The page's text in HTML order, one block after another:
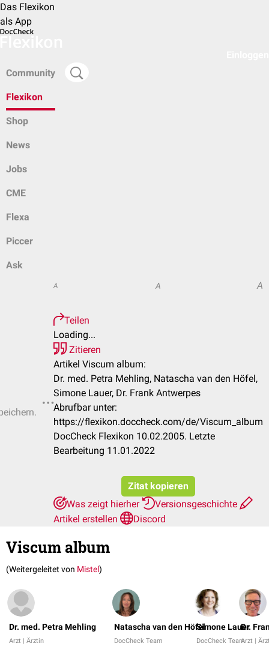
Das Flexikon
als App
Community
Flexikon
Shop
News
Jobs
CME
Flexa
Piccer
Ask
A A A
Teilen
Loading...
Zitieren
Artikel Viscum album:
Dr. med. Petra Mehling, Natascha van den Höfel,
Simone Lauer, Dr. Frank Antwerpes
Abrufbar unter:
https://flexikon.doccheck.com/de/Viscum_album
DocCheck Flexikon 10.02.2005. Letzte
Bearbeitung 11.01.2022
Zitat kopieren
Was zeigt hierher
Versionsgeschichte
Artikel erstellen
Discord
Viscum album
(Weitergeleitet von Mistel)
Dr. med. Petra Mehling
Arzt | Ärztin
Natascha van den Höfel
DocCheck Team
Simone Lauer
DocCheck Team
Dr.
Arzt |